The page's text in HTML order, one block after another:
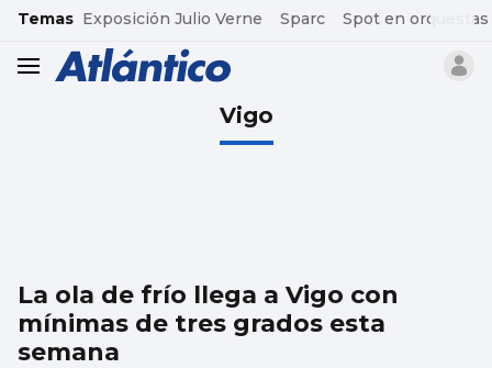
common.go-to-content
Temas Exposición Julio Verne Sparc Spot en orquestas
header.menu.open
Vigo
La ola de frío llega a Vigo con
mínimas de tres grados esta
semana